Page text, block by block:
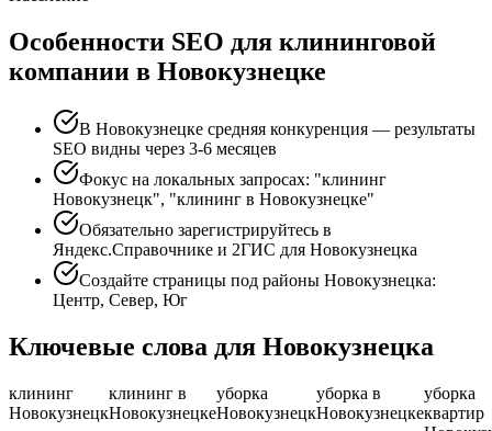
Особенности SEO для клининговой
компании в Новокузнецке
В Новокузнецке средняя конкуренция — результаты
SEO видны через 3-6 месяцев
Фокус на локальных запросах: "клининг
Новокузнецк", "клининг в Новокузнецке"
Обязательно зарегистрируйтесь в
Яндекс.Справочнике и 2ГИС для Новокузнецка
Создайте страницы под районы Новокузнецка:
Центр, Север, Юг
Ключевые слова для Новокузнецка
клининг
Новокузнецк
клининг в
Новокузнецке
уборка
Новокузнецк
уборка в
Новокузнецке
уборка
квартир